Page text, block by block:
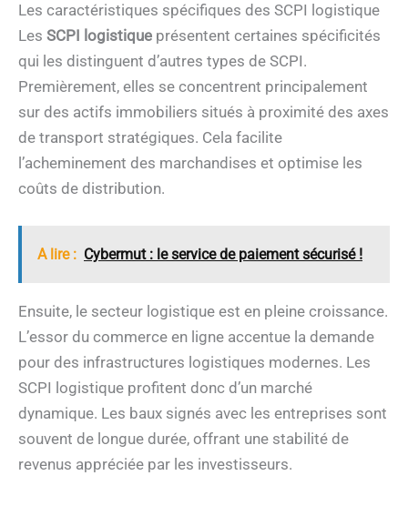
Les caractéristiques spécifiques des SCPI logistique
Les SCPI logistique présentent certaines spécificités
qui les distinguent d’autres types de SCPI.
Premièrement, elles se concentrent principalement
sur des actifs immobiliers situés à proximité des axes
de transport stratégiques. Cela facilite
l’acheminement des marchandises et optimise les
coûts de distribution.
A lire : Cybermut : le service de paiement sécurisé !
Ensuite, le secteur logistique est en pleine croissance.
L’essor du commerce en ligne accentue la demande
pour des infrastructures logistiques modernes. Les
SCPI logistique profitent donc d’un marché
dynamique. Les baux signés avec les entreprises sont
souvent de longue durée, offrant une stabilité de
revenus appréciée par les investisseurs.